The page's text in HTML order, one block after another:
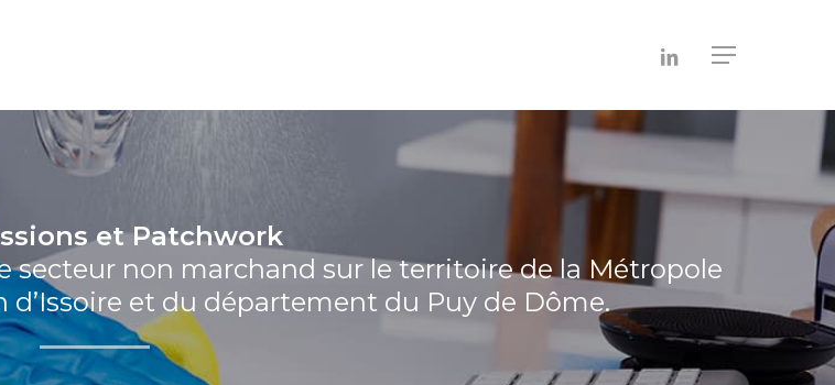
Menu
linkedin
et Patchwork
secteur non marchand sur le territoire de la Métropole
et du département du Puy de Dôme.